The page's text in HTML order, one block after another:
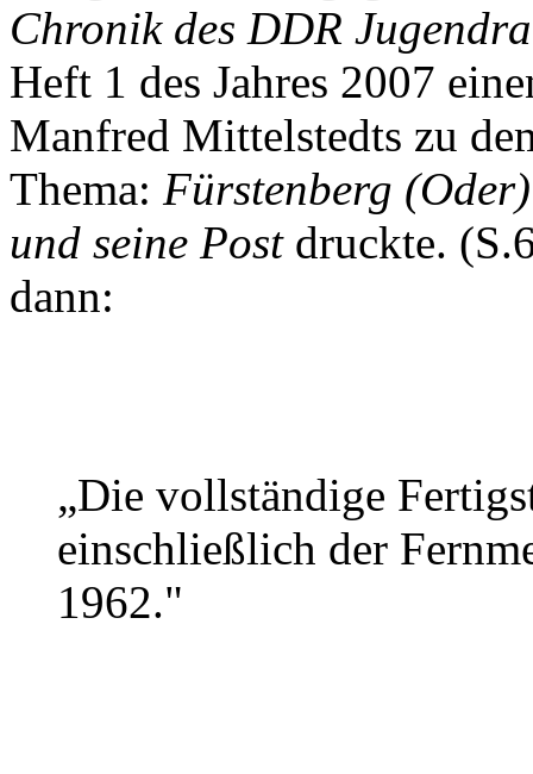
Chronik des DDR
Heft 1 des Jahres 2007
Manfred Mittelstedts zu
Thema: Fürstenberg
und seine Post druckte.
dann:
„Die vollständige
einschließlich der
1962."